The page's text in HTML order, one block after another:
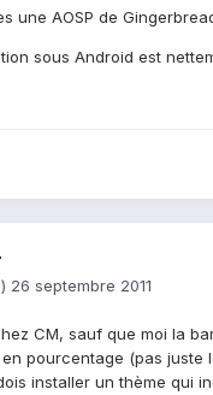
une AOSP de
sous Android est
26 septembre 2011
CM, sauf que moi la
pourcentage (pas juste
installer un thème qui